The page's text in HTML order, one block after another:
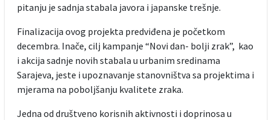
pitanju je sadnja stabala javora i japanske trešnje.
Finalizacija ovog projekta predviđena je početkom
decembra. Inače, cilj kampanje “Novi dan- bolji zrak”, kao
i akcija sadnje novih stabala u urbanim sredinama
Sarajeva, jeste i upoznavanje stanovništva sa projektima i
mjerama na poboljšanju kvalitete zraka.
Jedna od društveno korisnih aktivnosti i doprinosa u